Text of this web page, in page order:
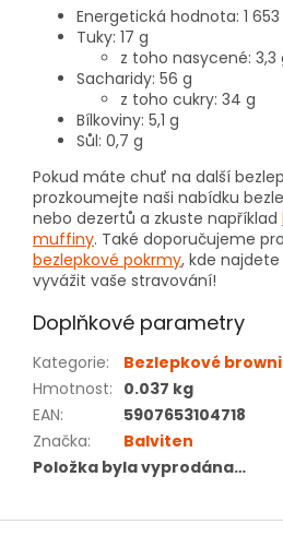
Energetická hodnota: 1
Tuky: 17 g
z toho nasycené: 3,3
Sacharidy: 56 g
z toho cukry: 34 g
Bílkoviny: 5,1 g
Sůl: 0,7 g
Pokud máte chuť na další
prozkoumejte naši nabídku
nebo dezertů a zkuste například
muffiny. Také doporučujeme
bezlepkové pokrmy, kde
vyvážit vaše stravování!
Doplňkové parametry
Kategorie:
Bezlepkové
Hmotnost: 0.037 kg
EAN:
5907653104718
Značka:
Balviten
Položka byla vyprodána…
Z